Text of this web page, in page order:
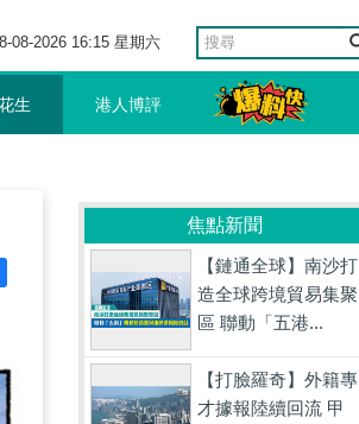
08-2026 16:15 星期六
生 港人博評
焦點新聞
【鏈通全球】南沙打
造全球跨境貿易集聚
區 聯動「五港...
【打臉羅奇】外籍專
才據報陸續回流 甲